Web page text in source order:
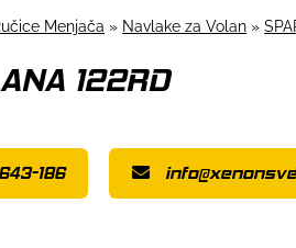
Menjača » Navlake za Volan »
122RD
186